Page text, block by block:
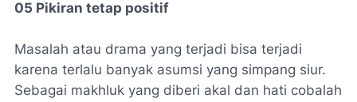
05 Pikiran tetap positif
Masalah atau drama yang terjadi bisa terjadi
karena terlalu banyak asumsi yang simpang siur.
Sebagai makhluk yang diberi akal dan hati cobalah